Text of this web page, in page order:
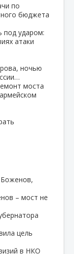
по
бюджета
под ударом:
атаки
ночью
моста
Боженов,
цель